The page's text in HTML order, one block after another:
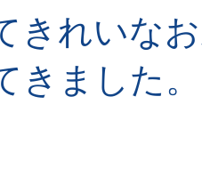
れいな
きました。